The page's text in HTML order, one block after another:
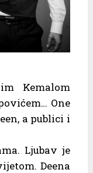
Kemalom
One
a publici i
Ljubav je
Deena